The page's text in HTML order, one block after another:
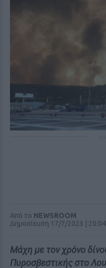
Από το NEWSROOM
Δημοσίευση 17/7/2023 | 20:04
Μάχη με τον χρόνο
Πυροσβεστικής στο